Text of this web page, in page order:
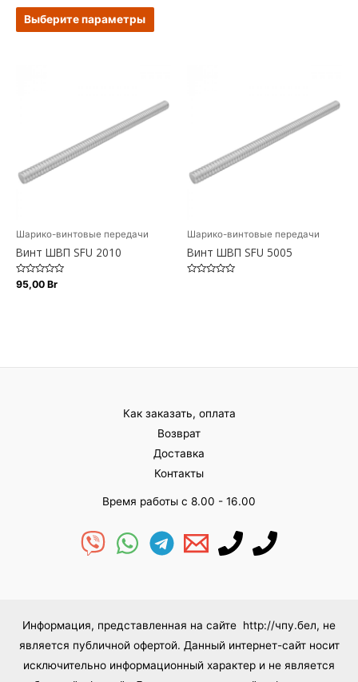
Оценка
из
5
Выберите параметры
Этот
товар
Опции
Шарико-винтовые передачи
Винт ШВП SFU 2010
Оценка
0
95,00 Br
Шарико-винтовые передачи
Винт ШВП SFU 5005
Как заказать, оплата
Возврат
Доставка
Контакты
Время работы с 8.00 - 16.00
Информация, представленная на сайте http://чпу.бел, не
является публичной офертой. Данный интернет-сайт носит
исключительно информационный характер и не является